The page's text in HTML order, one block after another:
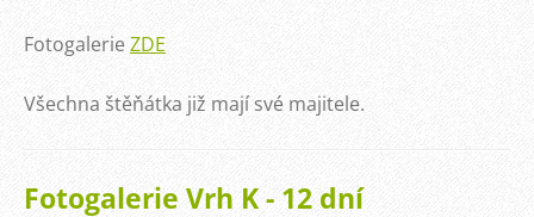
FotogalerieZDE
Všechna štěňátka již mají své majitele.
Fotogalerie Vrh K - 12 dní